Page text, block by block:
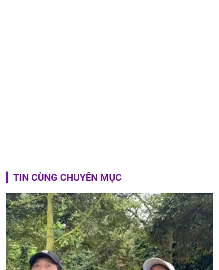
TIN CÙNG CHUYÊN MỤC